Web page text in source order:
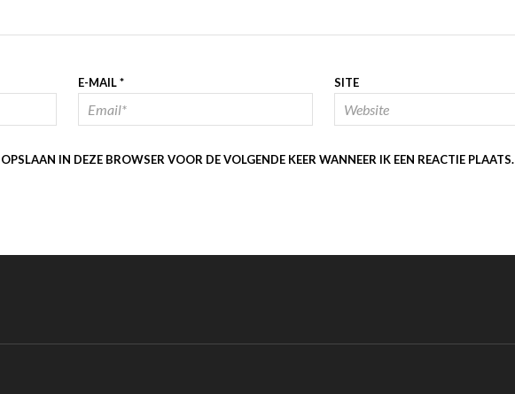
E-MAIL* SITE
IN DEZE BROWSER VOOR DE VOLGENDE KEER WANNEER IK EEN REACTIE PLAATS.